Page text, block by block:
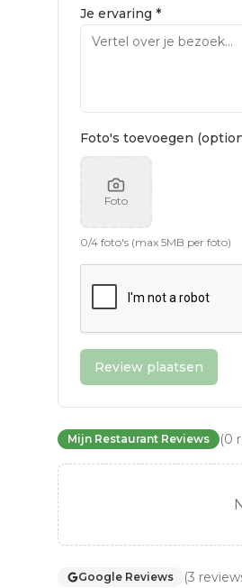
Je ervaring *
Foto's toevoegen
Foto
0/4 foto's (max 5MB per foto)
Review plaatsen
Mijn Restaurant Reviews (0
Google Reviews (3